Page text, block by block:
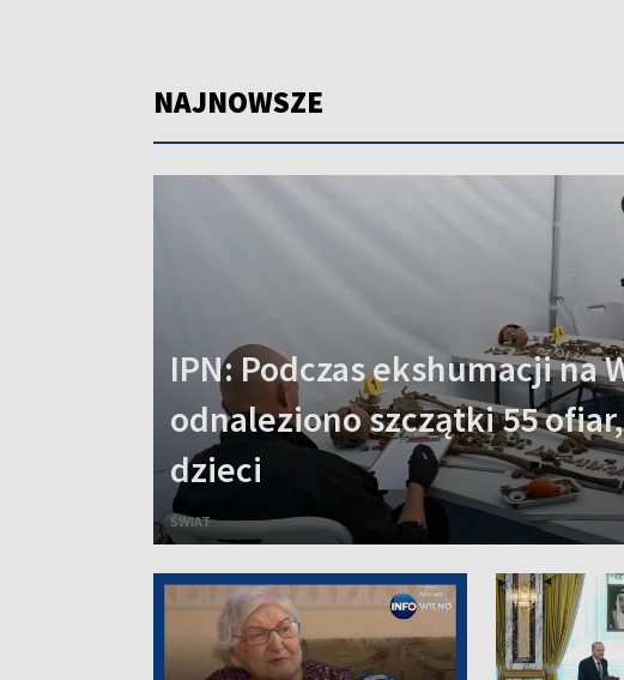
NAJNOWSZE
IPN: Podczas ekshumacji na
odnaleziono szczątki 55
dzieci
ŚWIAT